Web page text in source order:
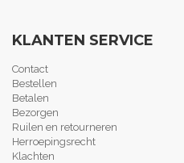
KLANTEN SERVICE
Contact
Bestellen
Betalen
Bezorgen
Ruilen en retourneren
Herroepingsrecht
Klachten